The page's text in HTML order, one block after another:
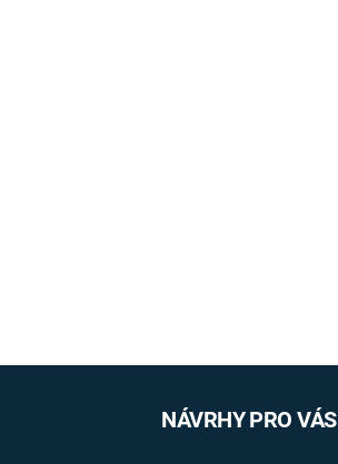
NÁVRHY PRO VÁS